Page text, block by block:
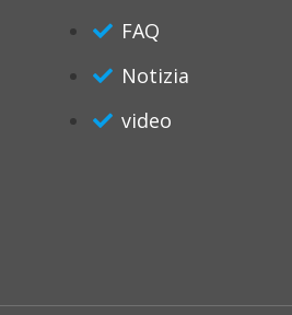
FAQ
Notizia
video